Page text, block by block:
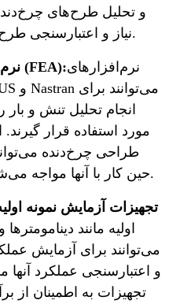
و تحلیل طرح‌های
نیاز و اعتبارسنجی طرح‌ها مورد استفاده قرار گیرند.
۳. نرم‌افزار تحلیل المان محدود (FEA):نرم‌افزارهای
انجام تحلیل تنش و بار
مورد استفاده قرار گیرند.
طراحی چرخ‌دنده
حین کار با آنها مواجه می‌شود، تحمل کند، کمک می‌کند.
۴. تجهیزات آزمایش نمونه
اولیه مانند
می‌توانند برای آزمایش
و اعتبارسنجی عملکرد آنها
تجهیزات به اطمینان از